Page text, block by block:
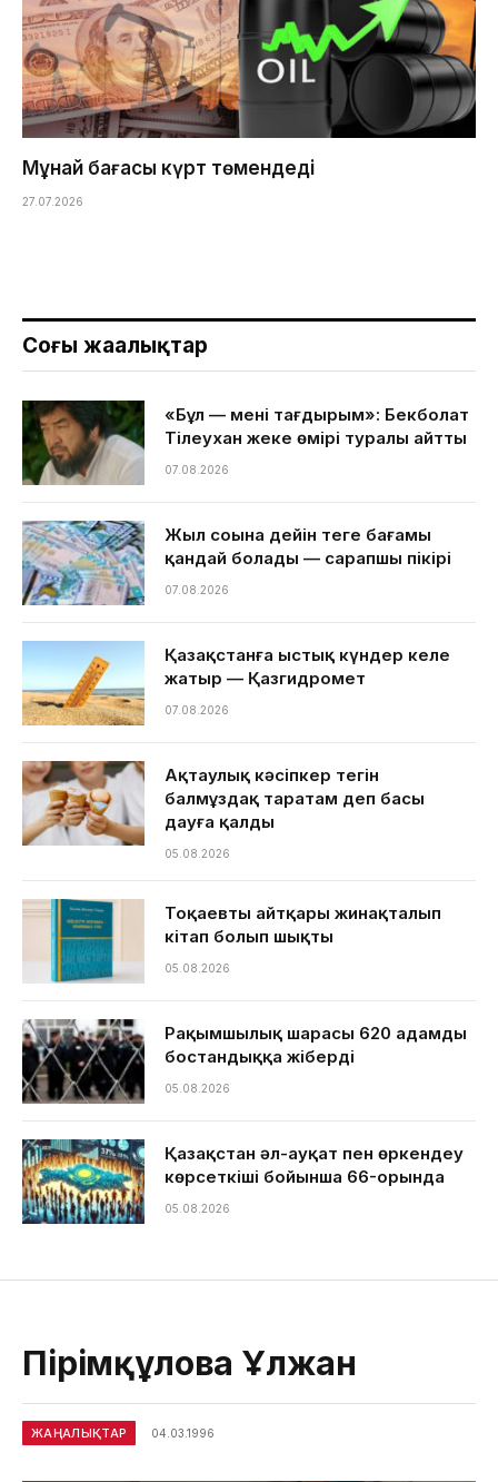
Мұнай бағасы күрт төмендеді
27.07.2026
Соңғы жаңалықтар
«Бұл — менің тағдырым»: Бекболат
Тілеухан жеке өмірі туралы айтты
07.08.2026
Жыл соңына дейін теңге бағамы
қандай болады — сарапшы пікірі
07.08.2026
Қазақстанға ыстық күндер келе
жатыр — Қазгидромет
07.08.2026
Ақтаулық кәсіпкер тегін
балмұздақ таратам деп басы
дауға қалды
05.08.2026
Тоқаевтың айтқары жинақталып
кітап болып шықты
05.08.2026
Рақымшылық шарасы 620 адамды
бостандыққа жіберді
05.08.2026
Қазақстан әл-ауқат пен өркендеу
көрсеткіші бойынша 66-орында
05.08.2026
Пірімқұлова Ұлжан
ЖАҢАЛЫҚТАР 04.03.1996